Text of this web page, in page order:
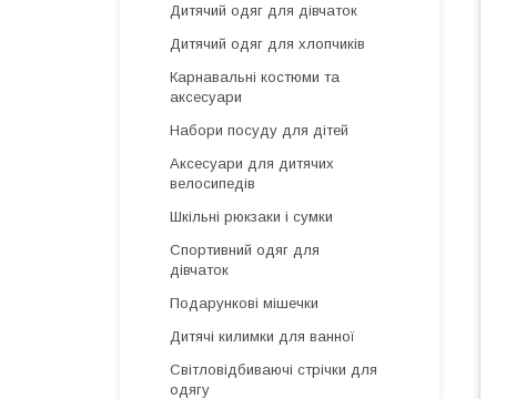
Дитячий одяг для дівчаток
Дитячий одяг для хлопчиків
Карнавальні костюми та
аксесуари
Набори посуду для дітей
Аксесуари для дитячих
велосипедів
Шкільні рюкзаки і сумки
Спортивний одяг для
дівчаток
Подарункові мішечки
Дитячі килимки для ванної
Світловідбиваючі стрічки для
одягу